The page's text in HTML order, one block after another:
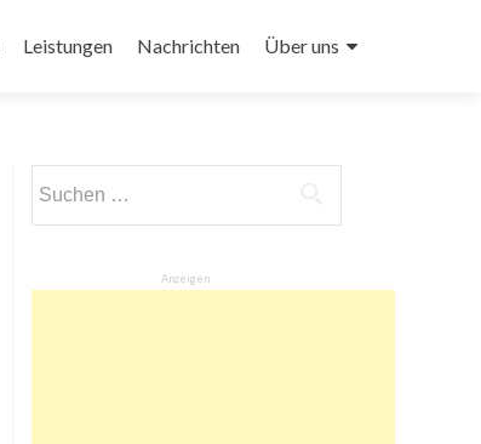
Leistungen Nachrichten Über uns
nach:
Anzeigen